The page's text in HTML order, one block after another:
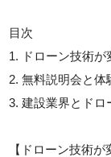
目次
1. ドローン技術
2. 無料説明会と体
3. 建設業界とドロ
【ドローン技術が